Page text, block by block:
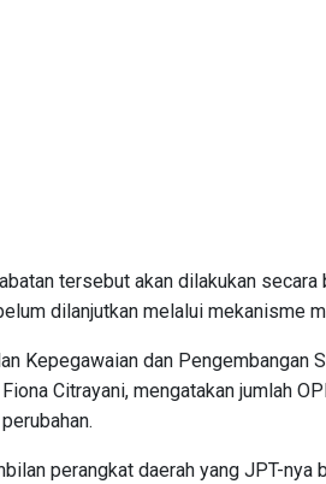
tersebut akan dilakukan
dilanjutkan melalui mekanisme
Kepegawaian dan Pengembangan
Citrayani, mengatakan jumlah
perangkat daerah yang JPT-